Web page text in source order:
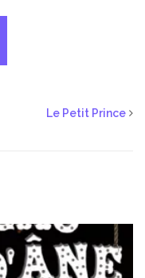
Le Petit Prince